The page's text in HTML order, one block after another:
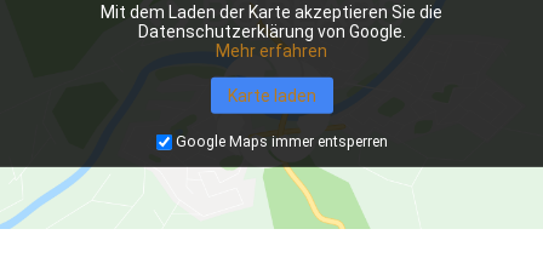
Mit dem Laden der Karte akzeptieren Sie die
Datenschutzerklärung von Google.
Mehr erfahren
Karte laden
Google Maps immer entsperren